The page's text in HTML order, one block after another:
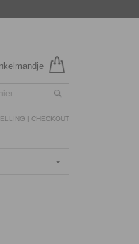
| CHECKOUT